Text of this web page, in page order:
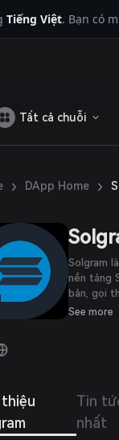
Tiếng Việt. Bạn có
Tất cả chuỗi
› DApp Home ›
Solgram
nền tảng
bản, gọi
trực
See more
Tin
nhất